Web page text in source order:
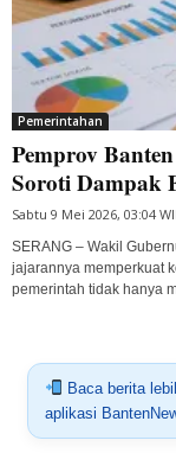
Pemerintahan
Pemprov
Soroti Dampak
Sabtu 9 Mei 2026, 03:04
SERANG – Wakil
jajarannya memperkuat
pemerintah tidak hanya
Baca berita
aplikasi